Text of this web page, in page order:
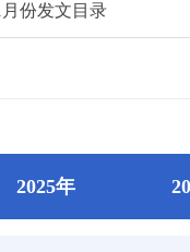
份发文目录
2025年